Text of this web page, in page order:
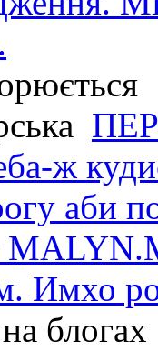
ж
аби
Имхо
блогах